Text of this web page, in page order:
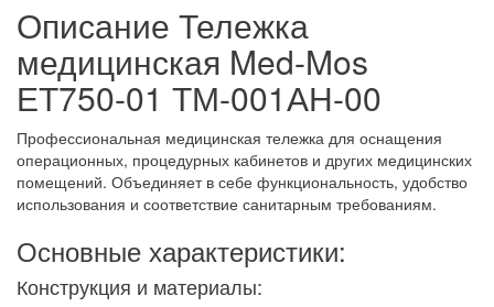
Описание Тележка
медицинская Med-Mos
ЕТ750-01 ТМ-001АН-00
Профессиональная медицинская тележка для оснащения
операционных, процедурных кабинетов и других медицинских
помещений. Объединяет в себе функциональность, удобство
использования и соответствие санитарным требованиям.
Основные характеристики:
Конструкция и материалы: